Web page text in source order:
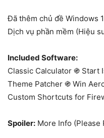
Đã thêm chủ đề Windows
Dịch vụ phần mềm (Hiệu
Included Software:
Classic Calculator ֍ Start
Theme Patcher ֍ Win
Custom Shortcuts for
Spoiler: More Info (Please